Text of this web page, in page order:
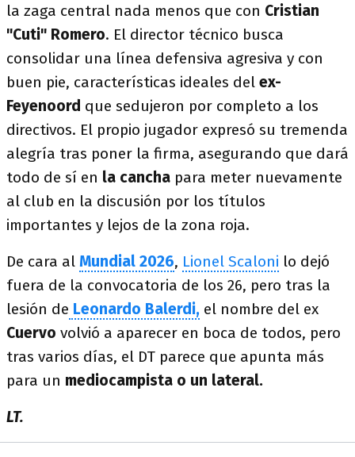
la zaga central nada menos que con Cristian
"Cuti" Romero. El director técnico busca
consolidar una línea defensiva agresiva y con
buen pie, características ideales del ex-
Feyenoord que sedujeron por completo a los
directivos. El propio jugador expresó su tremenda
alegría tras poner la firma, asegurando que dará
todo de sí en la cancha para meter nuevamente
al club en la discusión por los títulos
importantes y lejos de la zona roja.
De cara al Mundial 2026, Lionel Scaloni lo dejó
fuera de la convocatoria de los 26, pero tras la
lesión de Leonardo Balerdi, el nombre del ex
Cuervo volvió a aparecer en boca de todos, pero
tras varios días, el DT parece que apunta más
para un mediocampista o un lateral.
LT.